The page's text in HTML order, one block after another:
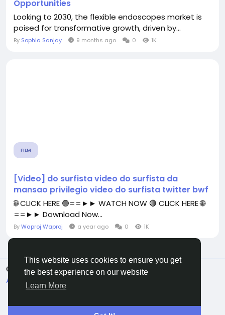
This website uses cookies to ensure you get
the best experience on our website
Learn More
Opportunities
Looking to 2030, the flexible endoscopes market is
poised for transformative growth, driven by...
By Sophia Sanjay 9 months ago 0 1K
FILM
[Video] do surfista video do surfista da
mansao privilegio video do surfista twitter bwf
🌐 CLICK HERE 🟢==►► WATCH NOW 🔴 CLICK HERE 🌐
==►► Download Now...
ByWaproj Waproj a year ago 0 1K
© 2026 All Crowdz
English
About
Terms